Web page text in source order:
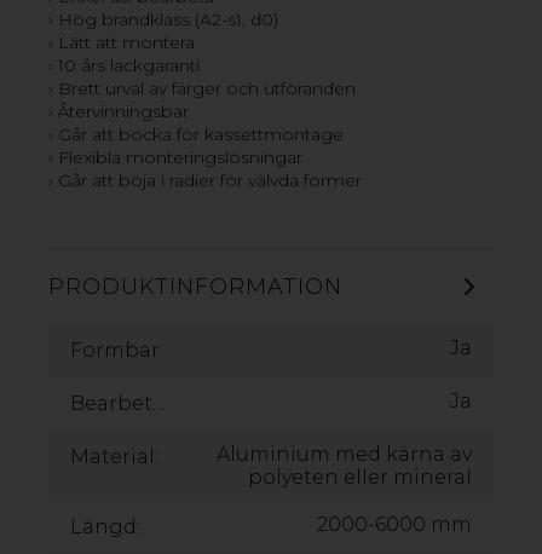
› Hög brandklass (A2-s1, d0)
› Lätt att montera
› 10 års lackgaranti
› Brett urval av färger och utföranden
› Återvinningsbar
› Går att bocka för kassettmontage
› Flexibla monteringslösningar
› Går att böja i radier för välvda former
PRODUKTINFORMATION
Formbar: Ja
Ja
Material:
Aluminium med kärna av
polyeten eller mineral
Längd: 2000-6000 mm
DIBOND
DIBOND består av en kärna av polyeten och ytskikt av
0,3 mm aluminium. Den tjocka beläggningen av
aluminium ger skivan unika bearbetningsmöjligheter
samtidigt som materialet är lätt och styvt.
DIBOND